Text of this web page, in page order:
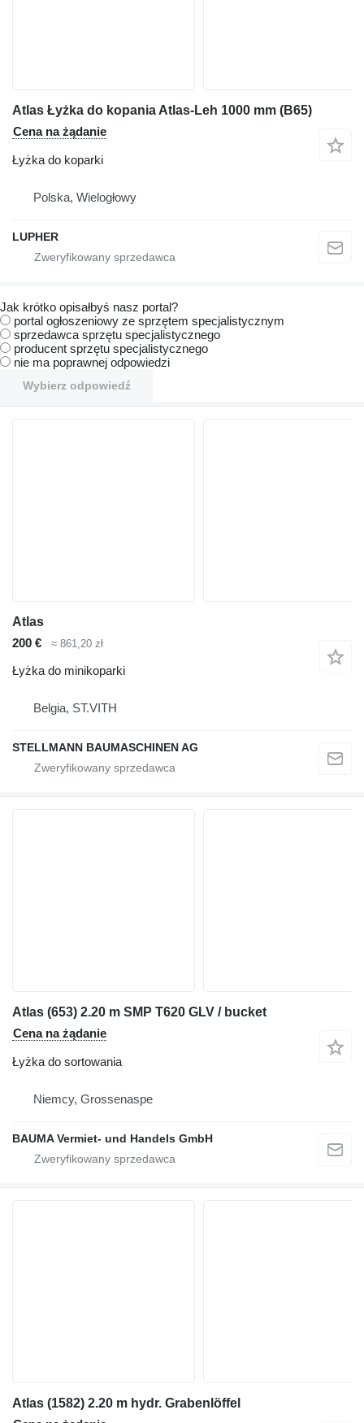
Atlas Łyżka do kopania Atlas-Leh 1000 mm (B65)
Cena na żądanie
Łyżka do koparki
Polska, Wielogłowy
LUPHER
Jak krótko opisałbyś nasz portal?
portal ogłoszeniowy ze sprzętem specjalistycznym
sprzedawca sprzętu specjalistycznego
producent sprzętu specjalistycznego
nie ma poprawnej odpowiedzi
Wybierz odpowiedź
Atlas
200 €
≈ 861,20 zł
Łyżka do minikoparki
Belgia, ST.VITH
STELLMANN BAUMASCHINEN AG
Atlas (653) 2.20 m SMP T620 GLV / bucket
Cena na żądanie
Łyżka do sortowania
Niemcy, Grossenaspe
BAUMA Vermiet- und Handels GmbH
Atlas (1582) 2.20 m hydr. Grabenlöffel